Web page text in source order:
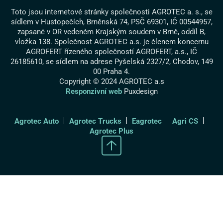
Toto jsou internetové stránky společnosti AGROTEC a. s., se
sídlem v Hustopečích, Brněnská 74, PSČ 69301, IČ 00544957,
zapsané v OR vedeném Krajským soudem v Brně, oddíl B,
vložka 138. Společnost AGROTEC a.s. je členem koncernu
AGROFERT řízeného společností AGROFERT, a.s., IČ
26185610, se sídlem na adrese Pyšelská 2327/2, Chodov, 149
00 Praha 4.
Copyright © 2024 AGROTEC a.s
Responzivní webPuxdesign
Agrotec Auto Agrotec Trucks Eagrotec
Agri CS
Agrotec Plus